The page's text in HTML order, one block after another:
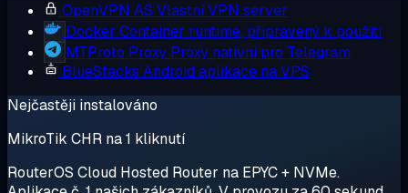
OpenVPN AS Vlastní VPN server
Docker Container runtime, připravený k použití
MTProto Proxy Proxy nativní pro Telegram
BlueStacks Android aplikace na VPS
Nejčastěji instalováno
MikroTik CHR na 1 kliknutí
RouterOS Cloud Hosted Router na EPYC + NVMe.